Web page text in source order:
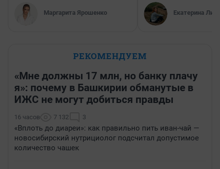
Маргарита Ярошенко Екатерина
РЕКОМЕНДУЕМ
«Мне должны 17 млн, но банку плачу
я»: почему в Башкирии обманутые в
ИЖС не могут добиться правды
16 часов 7 132 3
«Вплоть до диареи»: как правильно пить иван-чай —
новосибирский нутрициолог подсчитал допустимое
количество чашек